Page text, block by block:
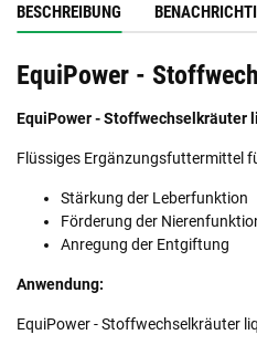
BESCHREIBUNG
EquiPower -
EquiPower - Stoffwechselkräuter
Flüssiges Ergänzungsfuttermittel
Stärkung der Leberfunktion
Förderung der
Anregung der Entgiftung
Anwendung:
EquiPower - Stoffwechselkräuter